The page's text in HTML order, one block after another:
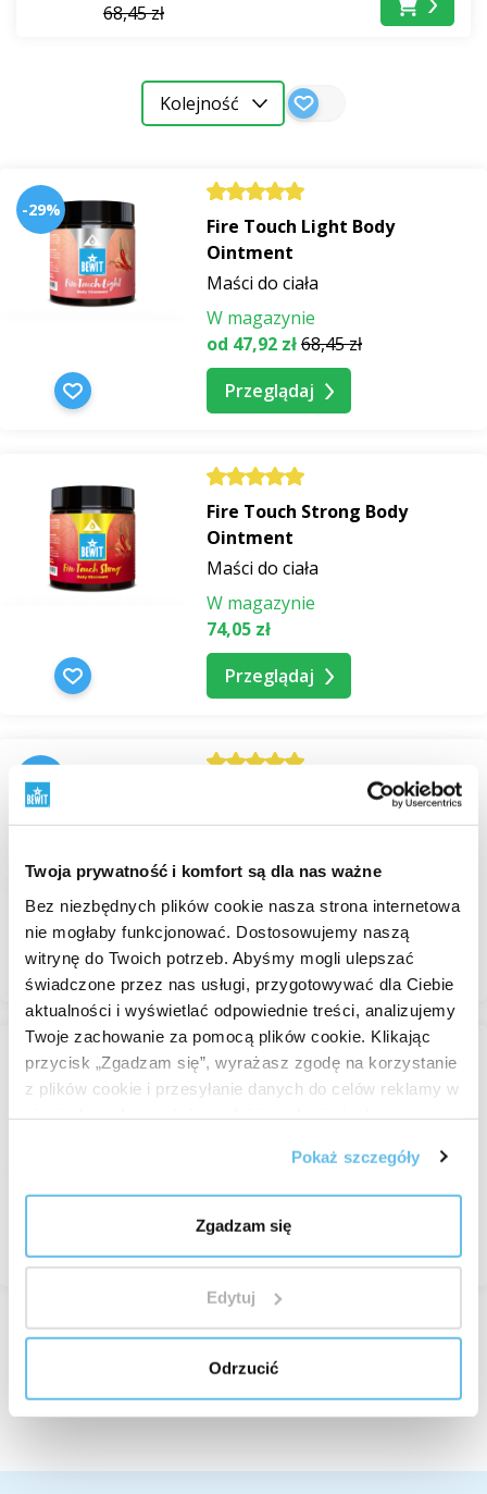
Twoja prywatność i komfort są dla nas ważne
Bez niezbędnych plików cookie nasza strona internetowa
nie mogłaby funkcjonować. Dostosowujemy naszą
witrynę do Twoich potrzeb. Abyśmy mogli ulepszać
świadczone przez nas usługi, przygotowywać dla Ciebie
aktualności i wyświetlać odpowiednie treści, analizujemy
Twoje zachowanie za pomocą plików cookie. Klikając
przycisk „Zgadzam się”, wyrażasz zgodę na korzystanie
z plików cookie i przesyłanie danych do celów reklamy w
Pokaż szczegóły
Zgadzam się
Edytuj
Odrzucić
68,45 zł
Kolejność
-29%
Fire Touch Light Body
Ointment
Maści do ciała
W magazynie
od 47,92 zł68,45 zł
Przeglądaj
Fire Touch Strong Body
Ointment
Maści do ciała
W magazynie
74,05 zł
Przeglądaj
-75%
Ice Touch Light Body
Ointment
17,11 zł68,45 zł
Przeglądaj
-30%
Ice Touch Strong Body
51,83 zł74,05 zł